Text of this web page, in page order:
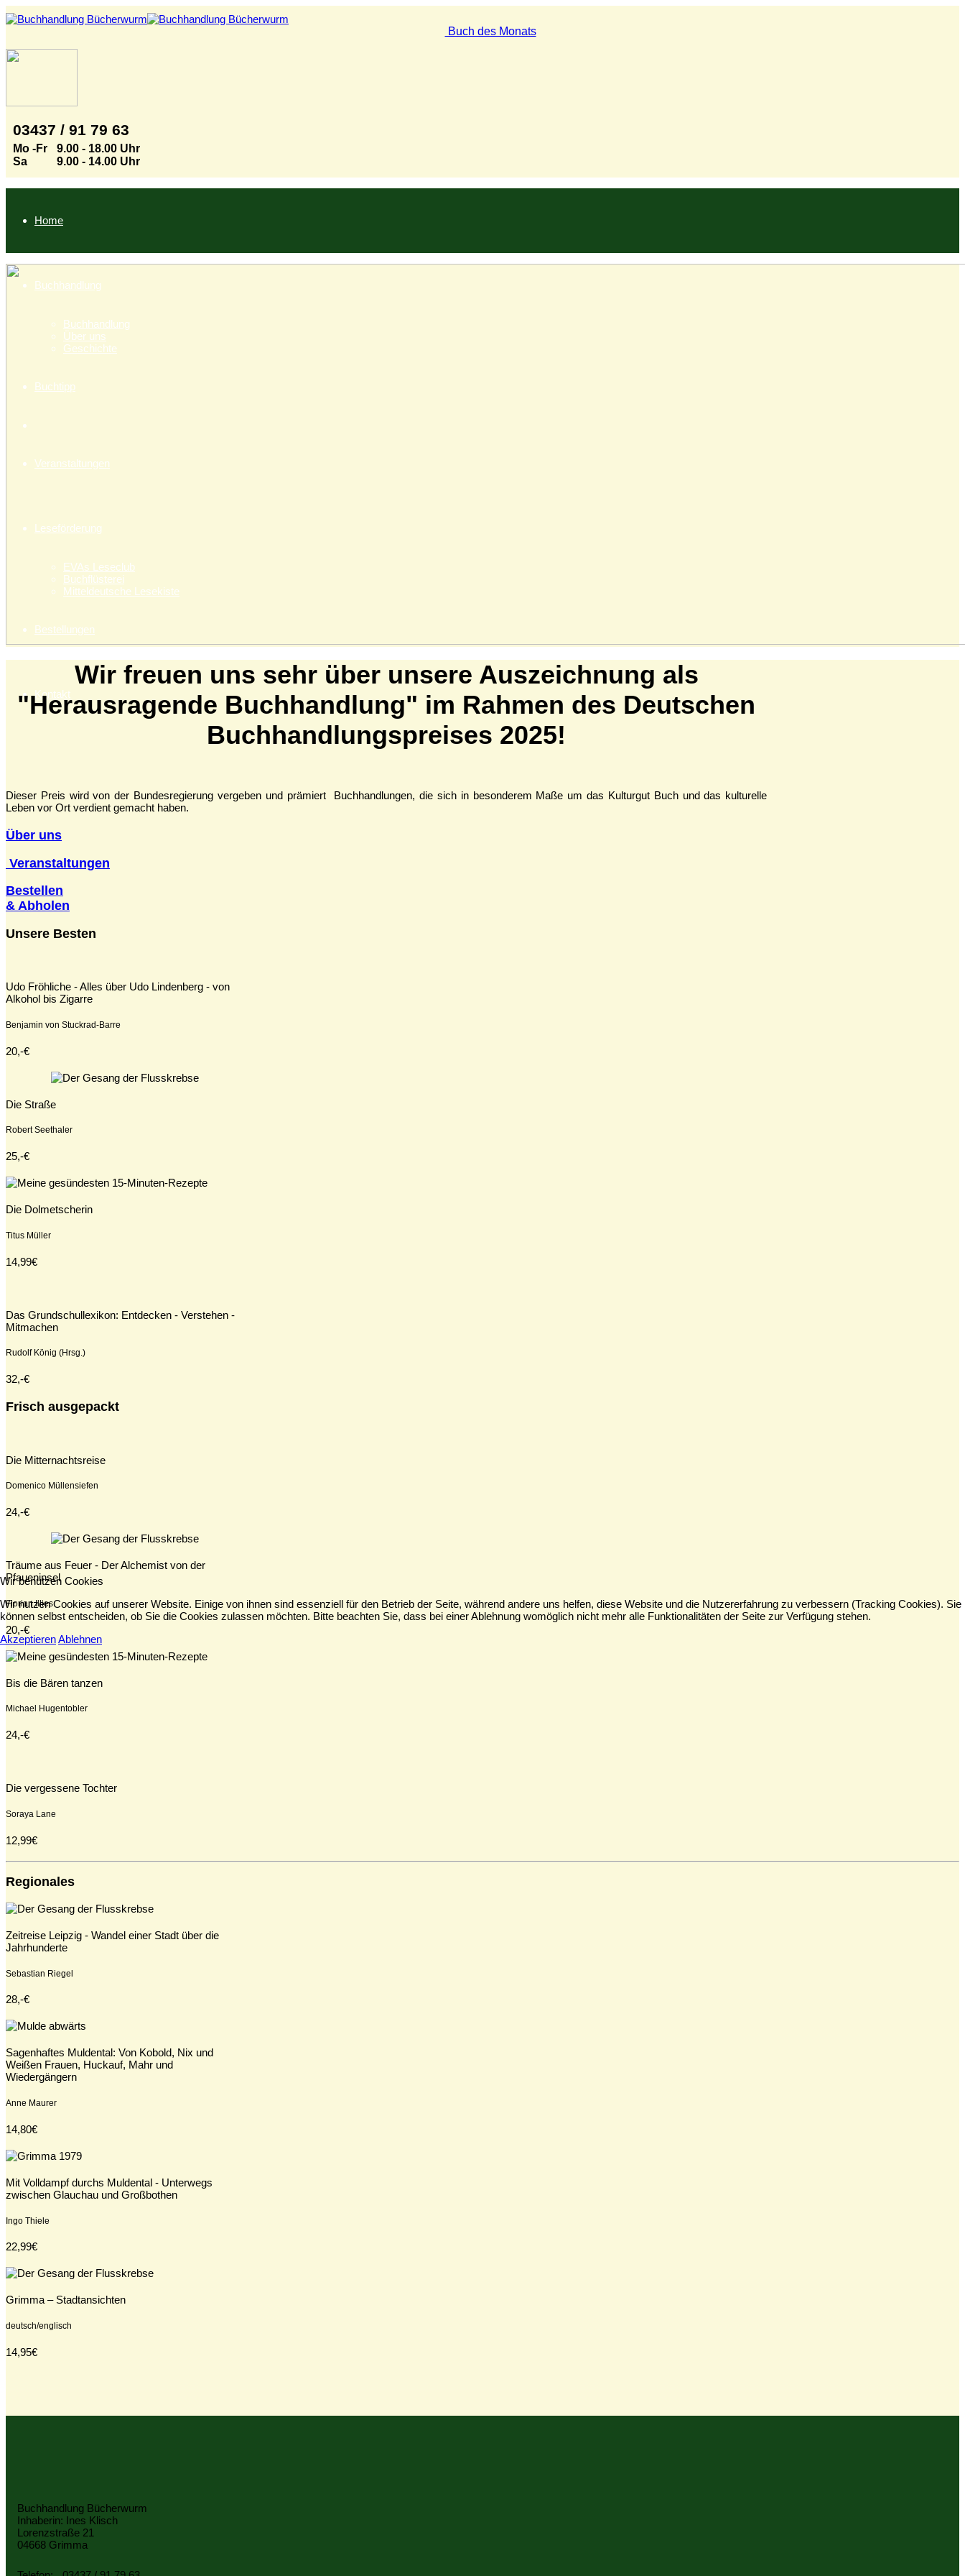
Buch des Monats
03437 / 91 79 63
Mo -Fr
Sa
9.00 - 18.00 Uhr
9.00 - 14.00 Uhr
Home
Buchhandlung
Buchhandlung
Über uns
Geschichte
Buchtipp
Veranstaltungen
Leseförderung
EVAs Leseclub
Buchflüsterei
Mitteldeutsche Lesekiste
Bestellungen
Kontakt
Wir freuen uns sehr über unsere Auszeichnung als
"Herausragende Buchhandlung" im Rahmen des Deutschen
Buchhandlungspreises 2025!
Dieser Preis wird von der Bundesregierung vergeben und prämiert Buchhandlungen, die sich in besonderem Maße um das Kulturgut Buch und das kulturelle
Leben vor Ort verdient gemacht haben.
Über uns
Veranstaltungen
Bestellen
& Abholen
Unsere Besten
Udo Fröhliche - Alles über Udo Lindenberg - von
Alkohol bis Zigarre
Benjamin von Stuckrad-Barre
20,-€
Die Straße
Robert Seethaler
25,-€
Die Dolmetscherin
Titus Müller
14,99€
Das Grundschullexikon: Entdecken - Verstehen -
Mitmachen
Rudolf König (Hrsg.)
32,-€
Frisch ausgepackt
Die Mitternachtsreise
Domenico Müllensiefen
24,-€
Träume aus Feuer - Der Alchemist von der
Pfaueninsel
Florian Illies
20,-€
Bis die Bären tanzen
Michael Hugentobler
24,-€
Die vergessene Tochter
Soraya Lane
12,99€
Regionales
Zeitreise Leipzig - Wandel einer Stadt über die
Jahrhunderte
Sebastian Riegel
28,-€
Sagenhaftes Muldental: Von Kobold, Nix und
Weißen Frauen, Huckauf, Mahr und
Wiedergängern
Anne Maurer
14,80€
Mit Volldampf durchs Muldental - Unterwegs
zwischen Glauchau und Großbothen
Ingo Thiele
22,99€
Grimma – Stadtansichten
deutsch/englisch
14,95€
Buchhandlung Bücherwurm
Inhaberin: Ines Klisch
Lorenzstraße 21
04668 Grimma
Wir benutzen Cookies
Wir nutzen Cookies auf unserer Website. Einige von ihnen sind essenziell für den Betrieb der Seite, während andere uns helfen, diese Website und die Nutzererfahrung zu verbessern (Tracking Cookies). Sie
können selbst entscheiden, ob Sie die Cookies zulassen möchten. Bitte beachten Sie, dass bei einer Ablehnung womöglich nicht mehr alle Funktionalitäten der Seite zur Verfügung stehen.
AkzeptierenAblehnen